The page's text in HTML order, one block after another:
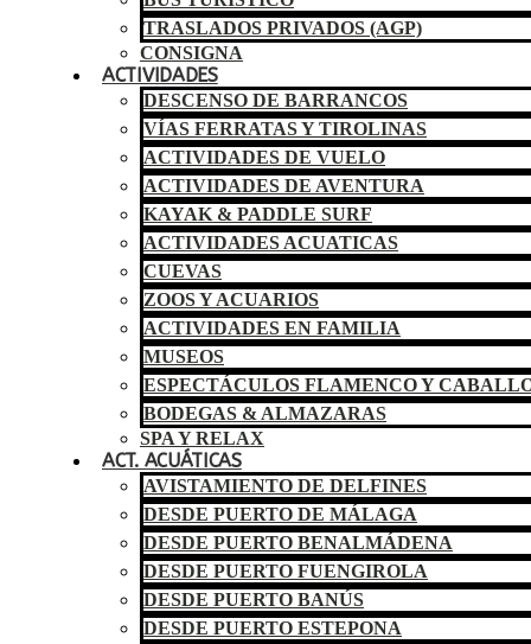
TRASLADOS PRIVADOS (AGP)
CONSIGNA
ACTIVIDADES
DESCENSO DE BARRANCOS
VÍAS FERRATAS Y TIROLINAS
ACTIVIDADES DE VUELO
ACTIVIDADES DE AVENTURA
KAYAK & PADDLE SURF
ACTIVIDADES ACUATICAS
CUEVAS
ZOOS Y ACUARIOS
ACTIVIDADES EN FAMILIA
MUSEOS
ESPECTÁCULOS FLAMENCO Y
BODEGAS & ALMAZARAS
SPA Y RELAX
ACT. ACUÁTICAS
AVISTAMIENTO DE DELFINES
DESDE PUERTO DE MÁLAGA
DESDE PUERTO BENALMÁDENA
DESDE PUERTO FUENGIROLA
DESDE PUERTO BANÚS
DESDE PUERTO ESTEPONA